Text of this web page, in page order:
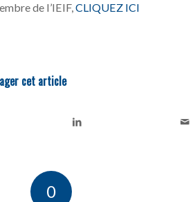
de l’IEIF,CLIQUEZ ICI
cet article
0